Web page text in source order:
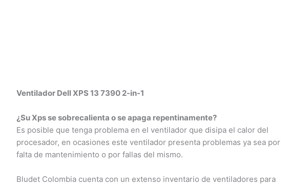
Ventilador Dell XPS 13 7390 2-in-1
¿Su Xps se sobrecalienta o se apaga repentinamente?
Es posible que tenga problema en el ventilador que disipa el calor del
procesador, en ocasiones este ventilador presenta problemas ya sea por
falta de mantenimiento o por fallas del mismo.
Bludet Colombia cuenta con un extenso inventario de ventiladores para